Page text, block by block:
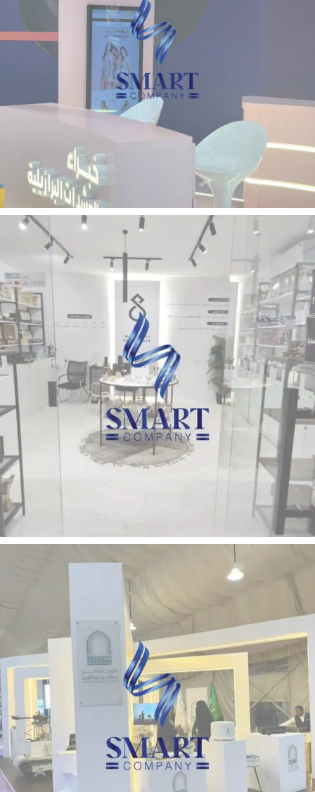
تنفيذ بوثات المعارض والمؤتمرات
بـوث متـرو برازيـل
تنفيذ بوثات المعارض والمؤتمرات
بــراشـين الــعود